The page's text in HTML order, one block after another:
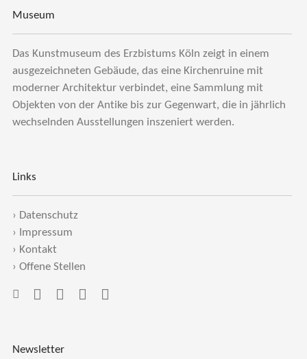
Museum
Das Kunstmuseum des Erzbistums Köln zeigt in einem
ausgezeichneten Gebäude, das eine Kirchenruine mit
moderner Architektur verbindet, eine Sammlung mit
Objekten von der Antike bis zur Gegenwart, die in jährlich
wechselnden Ausstellungen inszeniert werden.
Links
› Datenschutz
›
Impressum
› Kontakt
› Offene Stellen
Newsletter